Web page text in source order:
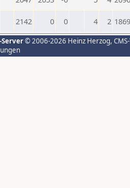
2142 0 0 4 2 1869
© 2006-2026 Heinz Herzog,